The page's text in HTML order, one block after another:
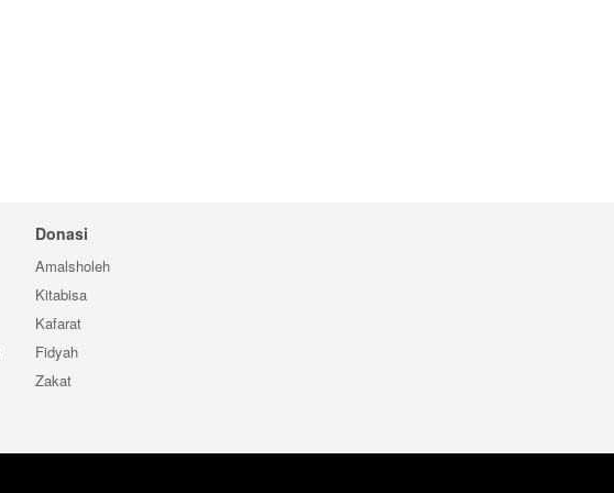
Donasi
Amalsholeh
Kitabisa
Kafarat
Fidyah
Zakat